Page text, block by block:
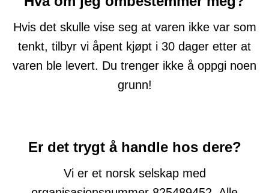
Hvis det skulle vise seg at varen ikke var som
tenkt, tilbyr vi åpent kjøpt i 30 dager etter at
varen ble levert. Du trenger ikke å oppgi noen
grunn!
Er det trygt å handle hos dere?
Vi er et norsk selskap med